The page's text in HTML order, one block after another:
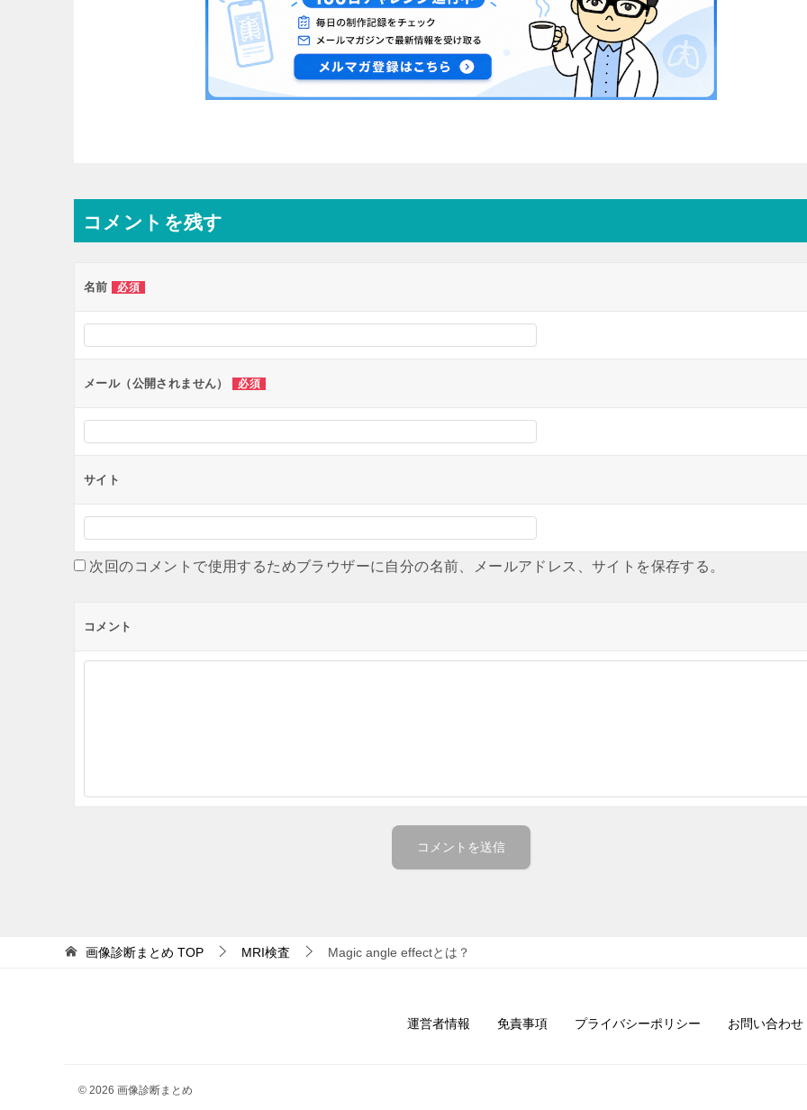
コメントを残す
名前 必須
メール（公開されません） 必須
サイト
次回のコメントで使用するためブラウザーに自分の名前、メールアドレス、サイトを保存する。
コメント
画像診断まとめ TOP MRI検査 Magic angle effectとは？
運営者情報 免責事項 プライバシーポリシー お問い合わせ
© 2026 画像診断まとめ